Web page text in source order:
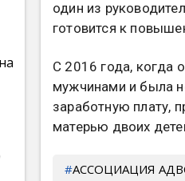
один из
готовится к
С 2016 года, когда
мужчинами и была
заработную плату,
матерью двоих
АССОЦИАЦИЯ